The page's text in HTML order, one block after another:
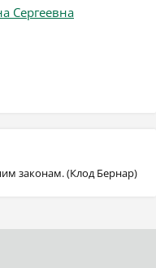
Сергеевна
законам. (Клод Бернар)